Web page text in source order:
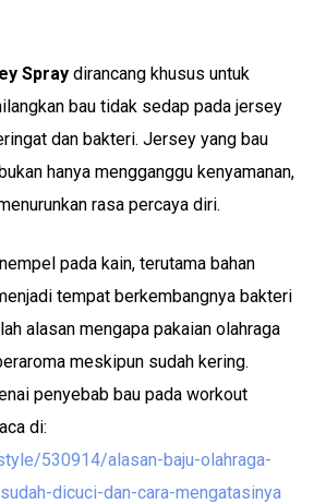
Spraydirancang khusus untuk
bau tidak sedap pada jersey
dan bakteri. Jersey yang bau
hanya mengganggu kenyamanan,
rasa percaya diri.
pada kain, terutama bahan
tempat berkembangnya bakteri
alasan mengapa pakaian olahraga
meskipun sudah kering.
penyebab bau pada workout
di:
530914/alasan-baju-olahraga-
dicuci-dan-cara-mengatasinya